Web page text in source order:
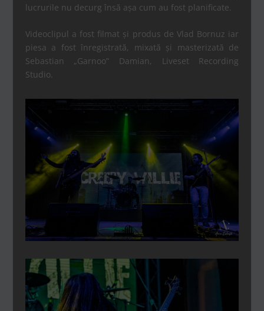
lucrurile nu decurg însă așa cum au fost planificate.
Videoclipul a fost filmat și produs de Vlad Bornuz iar
piesa a fost înregistrată, mixată și masterizată de
Sebastian „Garnoo” Damian, Liveset Recording
Studio.